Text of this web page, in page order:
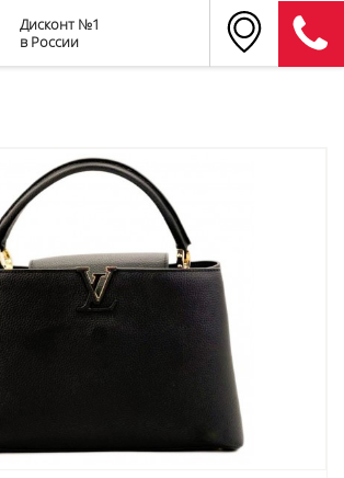
Дисконт №1
в России